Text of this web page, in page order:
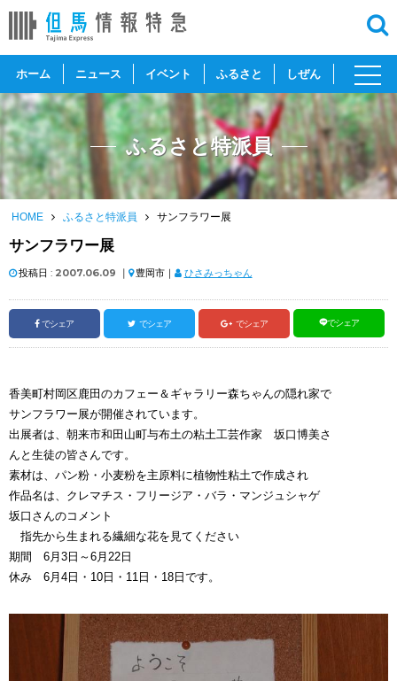
ホーム ニュース イベント ふるさと しぜん
toggle
ふるさと特派員
HOME ふるさと特派員 サンフラワー展
サンフラワー展
投稿日 : 2007.06.09 ｜ 豊岡市｜ ひさみっちゃん
でシェア でシェア でシェア でシェア
香美町村岡区鹿田のカフェー＆ギャラリー森ちゃんの隠れ家で
サンフラワー展が開催されています。
出展者は、朝来市和田山町与布土の粘土工芸作家 坂口博美さ
んと生徒の皆さんです。
素材は、パン粉・小麦粉を主原料に植物性粘土で作成され
作品名は、クレマチス・フリージア・バラ・マンジュシャゲ
坂口さんのコメント
指先から生まれる繊細な花を見てください
期間 6月3日～6月22日
休み 6月4日・10日・11日・18日です。